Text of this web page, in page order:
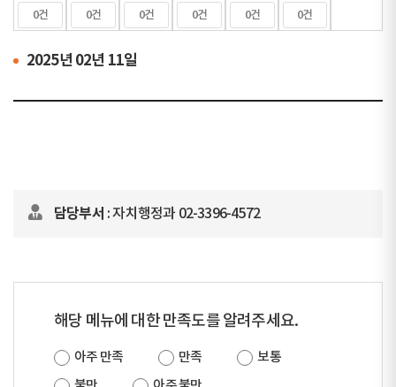
0건 0건 0건 0건 0건 0건
2025년 02년 11일
담당부서 : 자치행정과 02-3396-4572
해당 메뉴에 대한 만족도를 알려주세요.
아주 만족 만족
보통